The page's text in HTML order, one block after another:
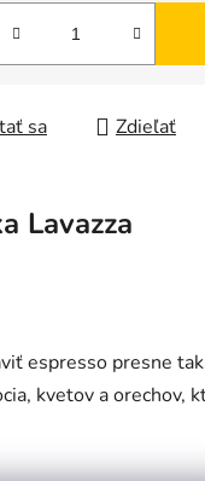
sa Zdieľať
Lavazza
espresso presne
kvetov a orechov,